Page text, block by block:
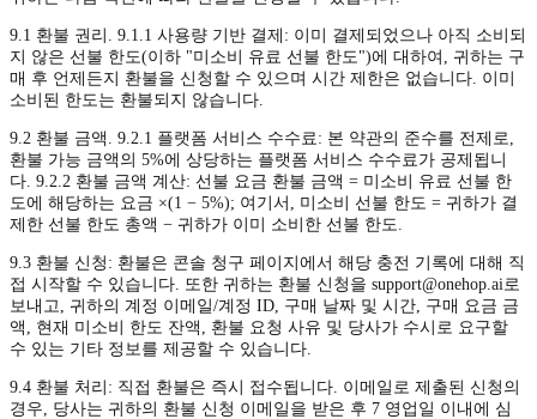
9.1 환불 권리. 9.1.1 사용량 기반 결제: 이미 결제되었으나 아직 소비되
지 않은 선불 한도(이하 "미소비 유료 선불 한도")에 대하여, 귀하는 구
매 후 언제든지 환불을 신청할 수 있으며 시간 제한은 없습니다. 이미
소비된 한도는 환불되지 않습니다.
9.2 환불 금액. 9.2.1 플랫폼 서비스 수수료: 본 약관의 준수를 전제로,
환불 가능 금액의 5%에 상당하는 플랫폼 서비스 수수료가 공제됩니
다. 9.2.2 환불 금액 계산: 선불 요금 환불 금액 = 미소비 유료 선불 한
도에 해당하는 요금 ×(1 − 5%); 여기서, 미소비 선불 한도 = 귀하가 결
제한 선불 한도 총액 − 귀하가 이미 소비한 선불 한도.
9.3 환불 신청: 환불은 콘솔 청구 페이지에서 해당 충전 기록에 대해 직
접 시작할 수 있습니다. 또한 귀하는 환불 신청을 support@onehop.ai 로
보내고, 귀하의 계정 이메일/계정 ID, 구매 날짜 및 시간, 구매 요금 금
액, 현재 미소비 한도 잔액, 환불 요청 사유 및 당사가 수시로 요구할
수 있는 기타 정보를 제공할 수 있습니다.
9.4 환불 처리: 직접 환불은 즉시 접수됩니다. 이메일로 제출된 신청의
경우, 당사는 귀하의 환불 신청 이메일을 받은 후 7 영업일 이내에 심